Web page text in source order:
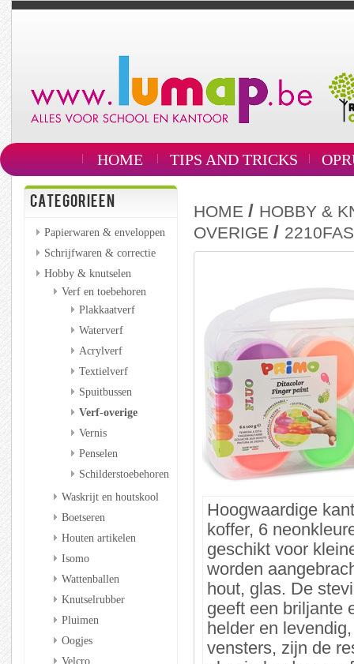
HOME TIPS AND TRICKS
CATEGORIEEN
Papierwaren & enveloppen
Schrijfwaren & correctie
Hobby & knutselen
Verf en toebehoren
Plakkaatverf
Waterverf
Acrylverf
Textielverf
Spuitbussen
Verf-overige
Vernis
Penselen
Schilderstoebehoren
Waskrijt en houtskool
Boetseren
Houten artikelen
Isomo
Wattenballen
Knutselrubber
Pluimen
Oogjes
Velcro
HOME / HOBBY &
OVERIGE / 2210FAS
Hoogwaardige
koffer, 6
geschikt voor
worden
hout, glas. De
geeft een briljante
helder en
vensters, zijn de